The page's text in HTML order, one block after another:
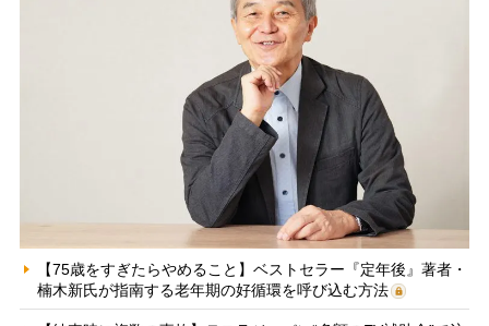
【75歳をすぎたらやめること】ベストセラー『定年後』著者・
楠木新氏が指南する老年期の好循環を呼び込む方法